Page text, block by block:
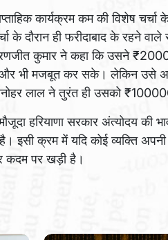
कार्यक्रम कम की विशेष
के दौरान ही फरीदाबाद के रहने
कुमार ने कहा कि उसने
और भी मजबूत कर सके। लेकिन उसे
लाल ने तुरंत ही उसको ₹100000
हरियाणा सरकार अंत्योदय की
इसी क्रम में यदि कोई व्यक्ति
कदम पर खड़ी है।